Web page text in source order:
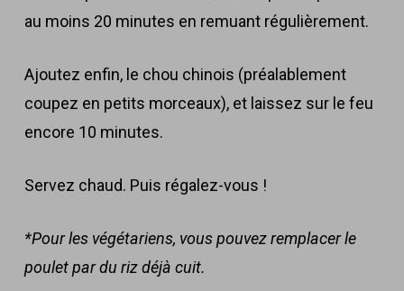
au moins 20 minutes en remuant régulièrement.
Ajoutez enfin, le chou chinois (préalablement
coupez en petits morceaux), et laissez sur le feu
encore 10 minutes.
Servez chaud. Puis régalez-vous !
*Pour les végétariens, vous pouvez remplacer le
poulet par du riz déjà cuit.